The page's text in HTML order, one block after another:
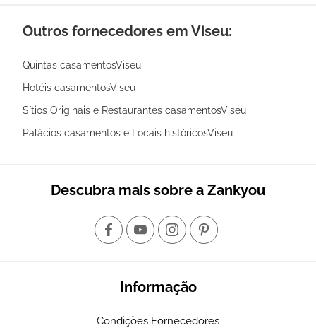
Outros fornecedores em Viseu:
Quintas casamentosViseu
Hotéis casamentosViseu
Sítios Originais e Restaurantes casamentosViseu
Palácios casamentos e Locais históricosViseu
Descubra mais sobre a Zankyou
Informação
Condições Fornecedores